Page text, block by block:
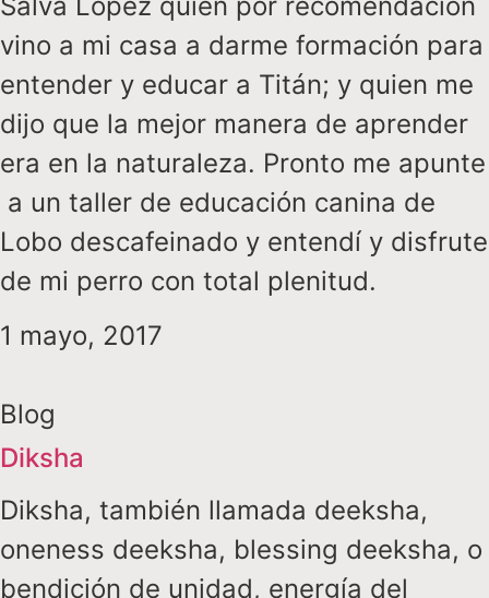
vino a mi casa a darme formación para
entender y educar a Titán; y quien me
dijo que la mejor manera de aprender
era en la naturaleza. Pronto me apunte
a un taller de educación canina de
Lobo descafeinado y entendí y disfrute
de mi perro con total plenitud.
1 mayo, 2017
Blog
Diksha
Diksha, también llamada deeksha,
oneness deeksha, blessing deeksha, o
bendición de unidad, energía del